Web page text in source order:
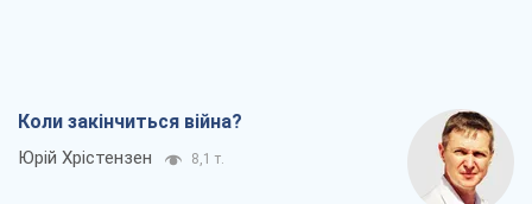
Коли закінчиться війна?
Юрій Хрістензен 8,1 т.